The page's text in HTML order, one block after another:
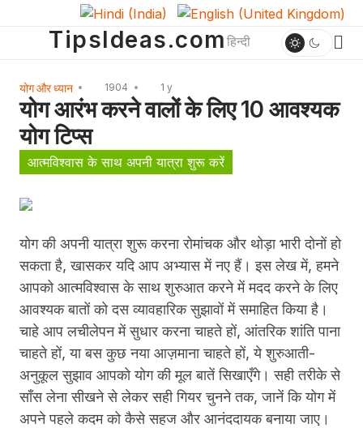
TipsIdeas.com हिन्दी
योग और ध्यान 1 y
1904
योग आरंभ करने वालों के लिए 10 आवश्यक
योग टिप्स
आत्मविश्वास के साथ अपनी यात्रा शुरू करें
योग की अपनी यात्रा शुरू करना रोमांचक और थोड़ा भारी दोनों हो
सकता है, खासकर यदि आप अभ्यास में नए हैं। इस लेख में, हमने
आपको आत्मविश्वास के साथ शुरुआत करने में मदद करने के लिए
आवश्यक बातों को दस व्यावहारिक सुझावों में समाहित किया है।
चाहे आप लचीलेपन में सुधार करना चाहते हों, आंतरिक शांति पाना
चाहते हों, या बस कुछ नया आज़माना चाहते हों, ये शुरुआती-
अनुकूल सुझाव आपको योग की मूल बातें सिखाएँगे। सही तरीके से
साँस लेना सीखने से लेकर सही गियर चुनने तक, जानें कि योग में
अपने पहले कदम को कैसे सहज और आनंददायक बनाया जाए।